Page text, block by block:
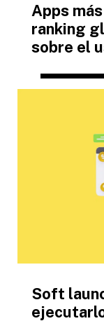
Apps
ranking
sobre el
Soft